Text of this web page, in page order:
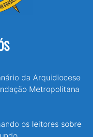
da Arquidiocese
Metropolitana
os leitores sobre